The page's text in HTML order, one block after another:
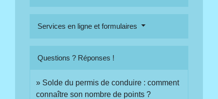
Services en ligne et formulaires
Questions ? Réponses !
Solde du permis de conduire : comment
connaître son nombre de points ?